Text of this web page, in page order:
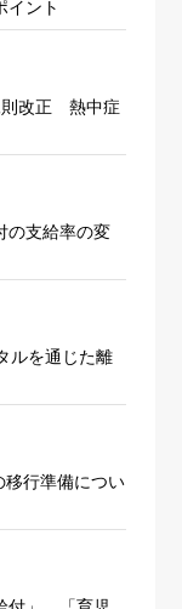
ント
改正 熱中症
支給率の変
ルを通じた離
移行準備につい